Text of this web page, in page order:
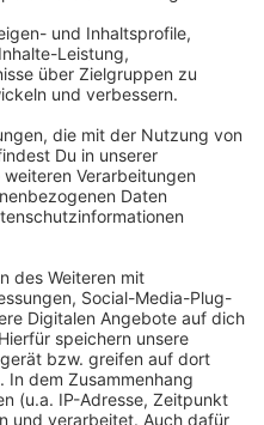
Personen
beobachtet hat,
der Kripo -
unter 0241-
Bürozeiten unter 0241-